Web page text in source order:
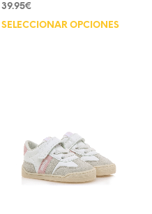
39.95€
SELECCIONAR OPCIONES